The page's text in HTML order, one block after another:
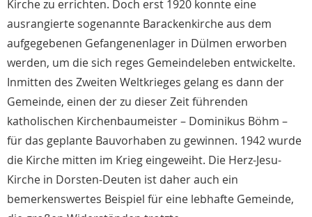
Kirche zu errichten. Doch erst 1920 konnte eine
ausrangierte sogenannte Barackenkirche aus dem
aufgegebenen Gefangenenlager in Dülmen erworben
werden, um die sich reges Gemeindeleben entwickelte.
Inmitten des Zweiten Weltkrieges gelang es dann der
Gemeinde, einen der zu dieser Zeit führenden
katholischen Kirchenbaumeister – Dominikus Böhm –
für das geplante Bauvorhaben zu gewinnen. 1942 wurde
die Kirche mitten im Krieg eingeweiht. Die Herz-Jesu-
Kirche in Dorsten-Deuten ist daher auch ein
bemerkenswertes Beispiel für eine lebhafte Gemeinde,